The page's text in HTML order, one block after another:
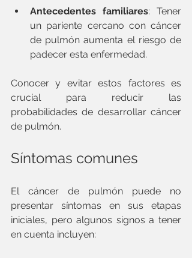
Antecedentes familiares: Tener
un pariente cercano con cáncer
de pulmón aumenta el riesgo de
padecer esta enfermedad.
Conocer y evitar estos factores es
crucial para reducir las
probabilidades de desarrollar cáncer
de pulmón.
Síntomas comunes
El cáncer de pulmón puede no
presentar síntomas en sus etapas
iniciales, pero algunos signos a tener
en cuenta incluyen: